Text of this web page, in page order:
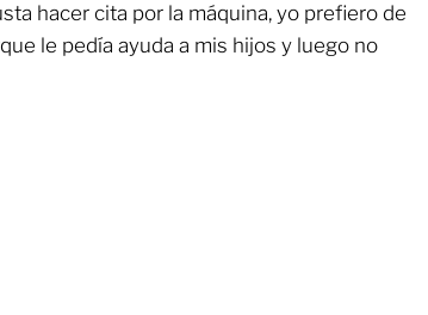
hacer cita por la máquina, yo prefiero de
le pedía ayuda a mis hijos y luego no